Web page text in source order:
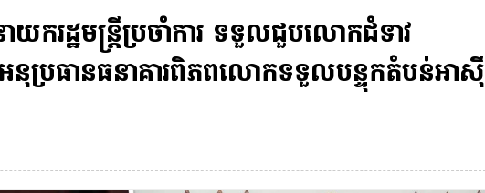
យករដ្ឋមន្ត្រីប្រចាំការ ទទួលជួបលោកជំទាវ
ប្រធានធនាគារពិភពលោកទទួលបន្ទុកតំបន់អាស៊ី